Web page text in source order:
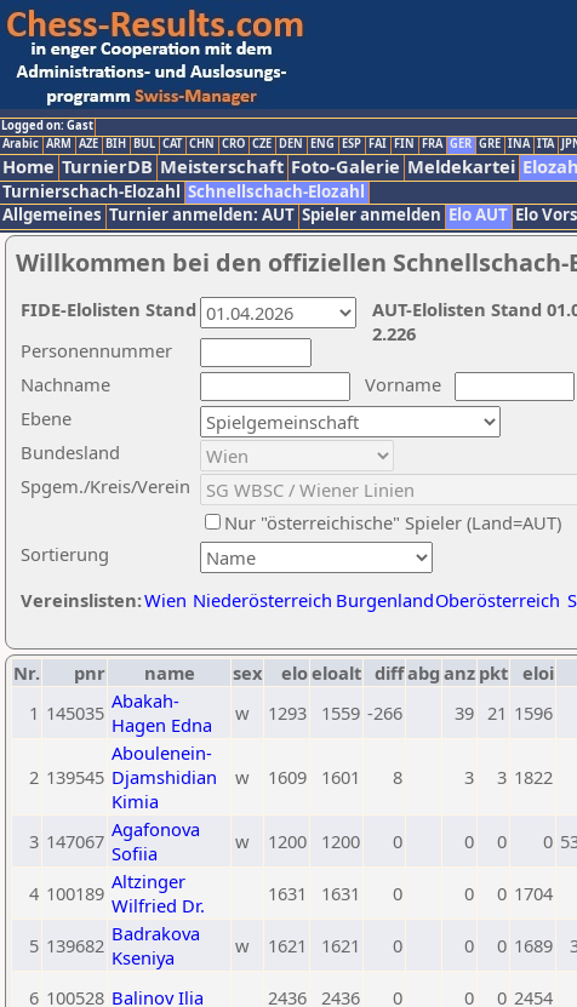
Logged on: Gast
Arabic ARM AZE BIH BUL CAT CHN CRO CZE DEN ENG ESP FAI FIN FRA GER GRE INA ITA
Home TurnierDB Meisterschaft Foto-Galerie Meldekartei
Turnierschach-Elozahl Schnellschach-Elozahl
Allgemeines Turnier anmelden: AUT Spieler anmelden Elo AUT Elo
Willkommen bei den offiziellen Schnellschach-
Nachname
Vorname
Ebene
Sortierung
Personennummer
Bundesland
Spgem./Kreis/Verein
Nur "österreichische" Spieler (Land=AUT)
Vereinslisten:Wien Niederösterreich BurgenlandOberösterreich
AUT-Elolisten Stand
2.226
FIDE-Elolisten Stand
Nr. pnr name sex eloeloalt diffabg anz pkt eloi
1 145035 Abakah-
Hagen Edna
w 1293 1559 -266 39 21 1596
2 139545
Aboulenein-
Djamshidian
Kimia
w 1609 1601 8 3 3 1822
3 147067 Agafonova
Sofiia
w 1200 1200 0 0 0 0
4 100189 Altzinger
Wilfried Dr.
1631 1631 0 0 0 1704
5 139682 Badrakova
Kseniya
w 1621 1621 0 0 0 1689
6 100528 Balinov Ilia 2436 2436 0 0 0 2454